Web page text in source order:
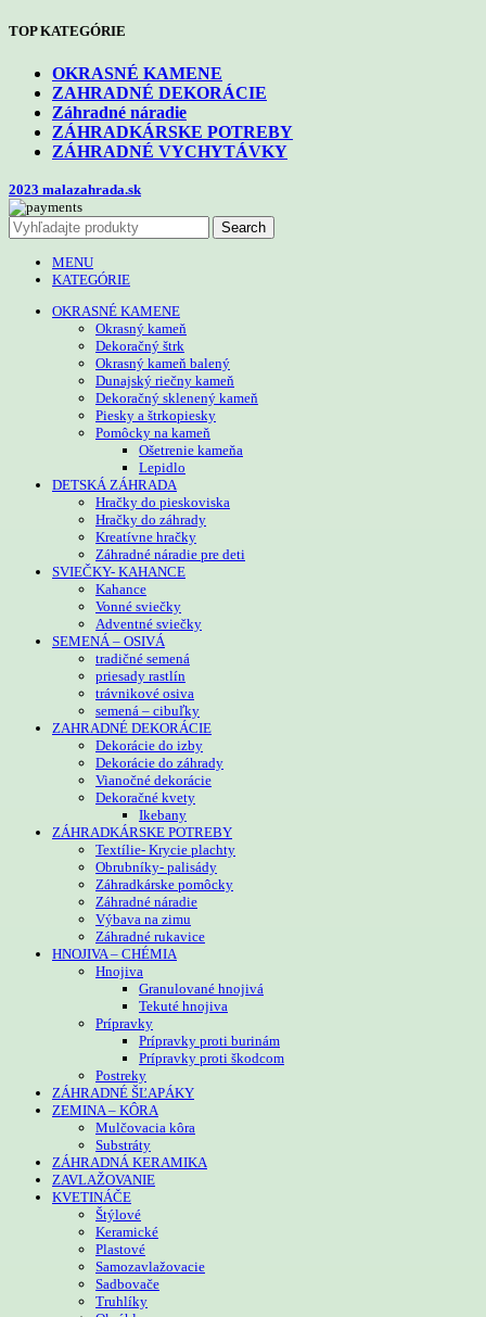
TOP KATEGÓRIE
OKRASNÉ KAMENE
ZAHRADNÉ DEKORÁCIE
Záhradné náradie
ZÁHRADKÁRSKE POTREBY
ZÁHRADNÉ VYCHYTÁVKY
2023 malazahrada.sk
Search
MENU
KATEGÓRIE
OKRASNÉ KAMENE
Okrasný kameň
Dekoračný štrk
Okrasný kameň balený
Dunajský riečny kameň
Dekoračný sklenený kameň
Piesky a štrkopiesky
Pomôcky na kameň
Ošetrenie kameňa
Lepidlo
DETSKÁ ZÁHRADA
Hračky do pieskoviska
Hračky do záhrady
Kreatívne hračky
Záhradné náradie pre deti
SVIEČKY- KAHANCE
Kahance
Vonné sviečky
Adventné sviečky
SEMENÁ – OSIVÁ
tradičné semená
priesady rastlín
trávnikové osiva
semená – cibuľky
ZAHRADNÉ DEKORÁCIE
Dekorácie do izby
Dekorácie do záhrady
Vianočné dekorácie
Dekoračné kvety
Ikebany
ZÁHRADKÁRSKE POTREBY
Textílie- Krycie plachty
Obrubníky- palisády
Záhradkárske pomôcky
Záhradné náradie
Výbava na zimu
Záhradné rukavice
HNOJIVA – CHÉMIA
Hnojiva
Granulované hnojivá
Tekuté hnojiva
Prípravky
Prípravky proti burinám
Prípravky proti škodcom
Postreky
ZÁHRADNÉ ŠĽAPÁKY
ZEMINA – KÔRA
Mulčovacia kôra
Substráty
ZÁHRADNÁ KERAMIKA
ZAVLAŽOVANIE
KVETINÁČE
Štýlové
Keramické
Plastové
Samozavlažovacie
Sadbovače
Truhlíky